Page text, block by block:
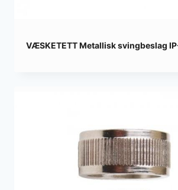
VÆSKETETT Metallisk svingbeslag